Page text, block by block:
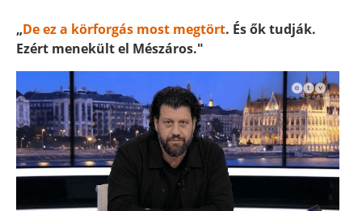
„De ez a körforgás most megtört. És ők tudják.
Ezért menekült el Mészáros."